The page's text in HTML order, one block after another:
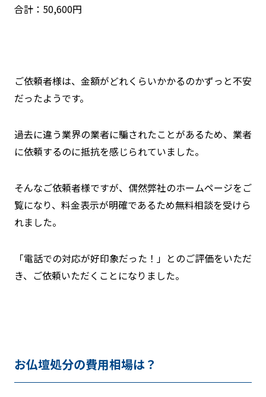
合計：50,600円
ご依頼者様は、金額がどれくらいかかるのかずっと不安
だったようです。
過去に違う業界の業者に騙されたことがあるため、業者
に依頼するのに抵抗を感じられていました。
そんなご依頼者様ですが、偶然弊社のホームページをご
覧になり、料金表示が明確であるため無料相談を受けら
れました。
「電話での対応が好印象だった！」とのご評価をいただ
き、ご依頼いただくことになりました。
お仏壇処分の費用相場は？